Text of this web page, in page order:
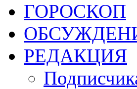
ГОРОСКОП
РЕДАКЦИЯ